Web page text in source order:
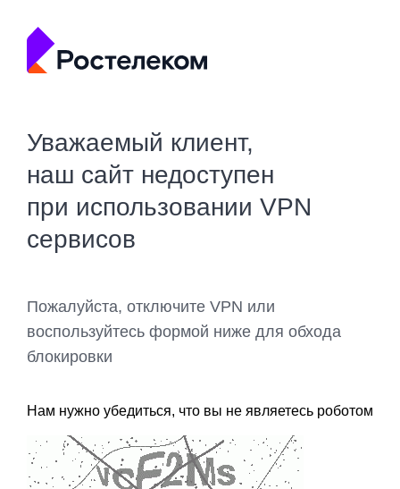
Уважаемый клиент,
наш сайт недоступен
при использовании VPN
сервисов
Пожалуйста, отключите VPN или
воспользуйтесь формой ниже для обхода
блокировки
Нам нужно убедиться, что вы не являетесь роботом